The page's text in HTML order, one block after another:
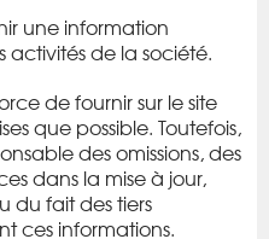
une information
activités de la société.
de fournir sur le site
que possible. Toutefois,
des omissions, des
dans la mise à jour,
du fait des tiers
ces informations.